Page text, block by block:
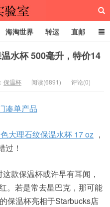
验室
海淘世界 转运 直邮
水杯 500毫升，特价14
保温杯 阅读(6891) 评论(0)
凑单产品
大理石纹保温水杯 17 oz ，
过！
款保温杯或许早有耳闻，
。若是常去星巴克，那可能
保温杯亮相于Starbucks店